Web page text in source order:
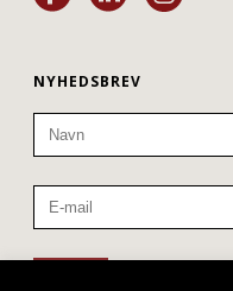
NYHEDSBREV